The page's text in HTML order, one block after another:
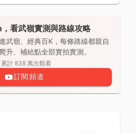
看武嶺實測與路線攻略
武嶺、經典百K，每條路線都親自
升、補給點全部實拍實測。
累計 838 萬次觀看
訂閱頻道